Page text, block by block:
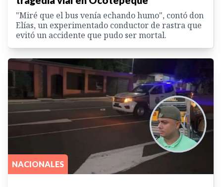
"Miré que el bus venía echando humo", contó don
Elías, un experimentado conductor de rastra que
evitó un accidente que pudo ser mortal.
NACIONALES